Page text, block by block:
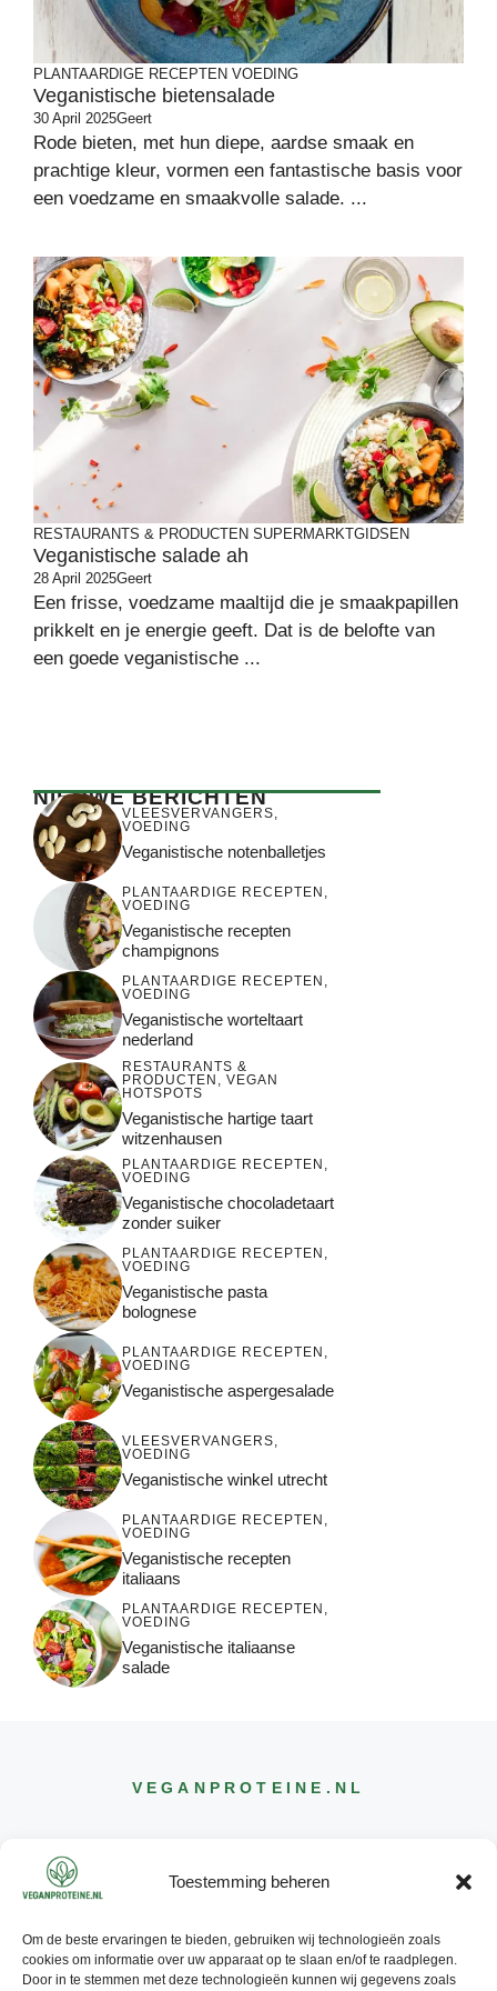
Toestemming beheren
Om de beste ervaringen te bieden, gebruiken wij technologieën zoals
cookies om informatie over uw apparaat op te slaan en/of te raadplegen.
Door in te stemmen met deze technologieën kunnen wij gegevens zoals
PLANTAARDIGE RECEPTEN VOEDING
Veganistische bietensalade
30 April 2025Geert
Rode bieten, met hun diepe, aardse smaak en
prachtige kleur, vormen een fantastische basis voor
een voedzame en smaakvolle salade. ...
RESTAURANTS & PRODUCTEN SUPERMARKTGIDSEN
Veganistische salade ah
28 April 2025Geert
Een frisse, voedzame maaltijd die je smaakpapillen
prikkelt en je energie geeft. Dat is de belofte van
een goede veganistische ...
NIEUWE BERICHTEN
VLEESVERVANGERS,
VOEDING
Veganistische notenballetjes
PLANTAARDIGE RECEPTEN ,
VOEDING
Veganistische recepten
champignons
PLANTAARDIGE RECEPTEN ,
VOEDING
Veganistische worteltaart
nederland
RESTAURANTS &
PRODUCTEN , VEGAN
HOTSPOTS
Veganistische hartige taart
witzenhausen
PLANTAARDIGE RECEPTEN ,
VOEDING
Veganistische chocoladetaart
zonder suiker
PLANTAARDIGE RECEPTEN ,
VOEDING
Veganistische pasta
bolognese
PLANTAARDIGE RECEPTEN ,
VOEDING
Veganistische aspergesalade
VLEESVERVANGERS,
VOEDING
Veganistische winkel utrecht
PLANTAARDIGE RECEPTEN ,
VOEDING
Veganistische recepten
italiaans
PLANTAARDIGE RECEPTEN ,
VOEDING
Veganistische italiaanse
salade
VEGANPROTEINE .NL
CONTACT
INFO@ VEGANPROTEINE.NL